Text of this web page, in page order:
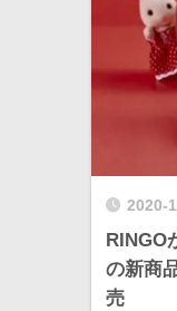
2020-
RINGO
の新商
売